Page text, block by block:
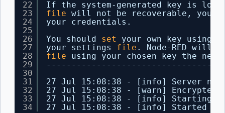
22
23
24
25
26
27
28
29
30
31
32
33
34
If the system-generated key is
file will not be recoverable, you
your credentials.
You should set
your own key using
your settings file . Node-RED will
file
using your chosen key the
27 Jul 15:08:38 - [info] Server
27 Jul 15:08:38 - [warn] Encrypted
27 Jul 15:08:38 - [info] Starting
27 Jul 15:08:38 - [info] Started